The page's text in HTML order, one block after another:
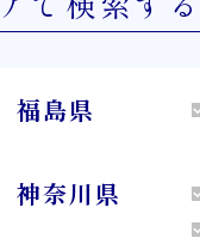
福島県
神奈川県